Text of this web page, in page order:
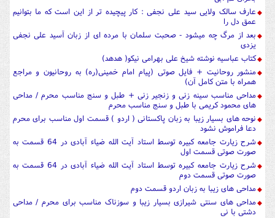
عارف سالک ولایی سید علی نجفی : کار پیچیده تر از این است که ما بتوانیم
عمق دل را
بعد از مرگ چه میشود - صحبت سلمان با مرده ای از زبان آسید علی نجفی
یزدی
کتاب عباسیه نوشته شیخ علی بهرامی نیکو( هدهد)
منشور روحانیت + فایل صوتی (پیام امام خمینی(ره) به روحانیون و مراجع
همراه با متن کامل آن)
مداحی مناسب سینه زنی و زنجیر زنی + طبل و سنج مناسب محرم / مداحی
های محمود کریمی با طبل و سنج مناسب محرم
نوحه های بسیار زیبا به زبان پاکستانی ( اردو ) قسمت اول مناسب برای محرم
دعا فراموش نشود
شرح زیارت جامعه کبیره توسط استاد آیت الله ضیاء آبادی در 64 قسمت به
صورت صوتی قسمت اول
شرح زیارت جامعه کبیره توسط استاد آیت الله ضیاء آبادی در 64 قسمت به
صورت صوتی قسمت دوم
مداحی های زیبا به زبان اردو قسمت دوم
مداحی های سنتی شیرازی بسیار زیبا و سوزناک مناسب برای محرم / مداحی
دشتی با نی